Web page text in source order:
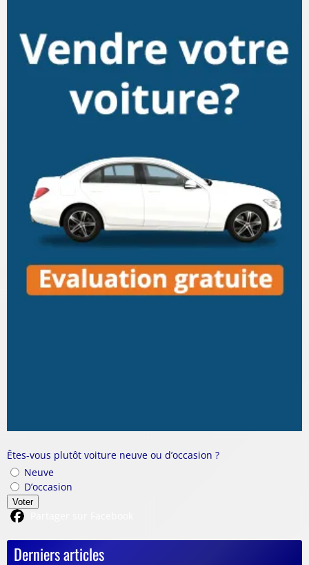
Êtes-vous plutôt voiture neuve ou d’occasion ?
Neuve
D’occasion
Voter
Derniers articles